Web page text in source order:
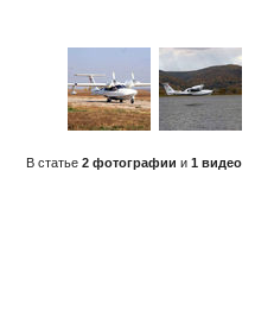
В статье 2 фотографии и 1 видео